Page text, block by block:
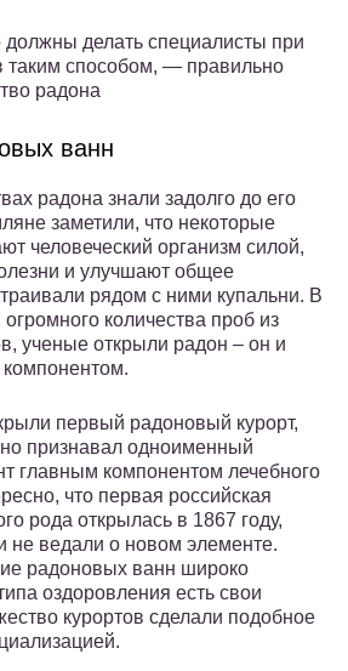
делать специалисты при
таким способом, — правильно
радона
ванн
радона знали задолго до его
заметили, что некоторые
человеческий организм силой,
и улучшают общее
рядом с ними купальни. В
количества проб из
ученые открыли радон – он и
первый радоновый курорт,
признавал одноименный
главным компонентом лечебного
что первая российская
рода открылась в 1867 году,
не ведали о новом элементе.
радоновых ванн широко
оздоровления есть свои
курортов сделали подобное